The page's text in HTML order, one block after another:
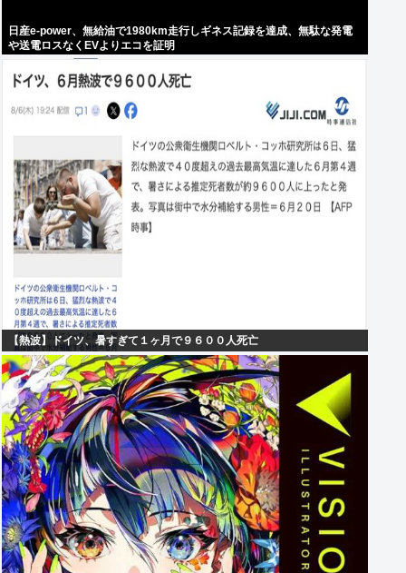
日産e-power、無給油で1980km走行しギネス記録を達成、無駄な発電
や送電ロスなくEVよりエコを証明
【熱波】ドイツ、暑すぎて１ヶ月で９６００人死亡